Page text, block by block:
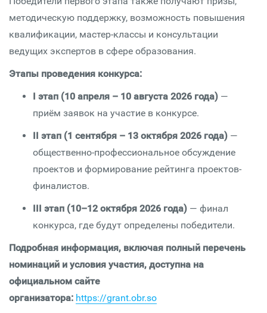
методическую поддержку, возможность повышения
квалификации, мастер-классы и консультации
ведущих экспертов в сфере образования.
Этапы проведения конкурса:
I этап (10 апреля – 10 августа 2026 года) —
приём заявок на участие в конкурсе.
II этап (1 сентября – 13 октября 2026 года) —
общественно-профессиональное обсуждение
проектов и формирование рейтинга проектов-
финалистов.
III этап (10–12 октября 2026 года) — финал
конкурса, где будут определены победители.
Подробная информация, включая полный перечень
номинаций и условия участия, доступна на
официальном сайте
организатора: https://grant.obr.so